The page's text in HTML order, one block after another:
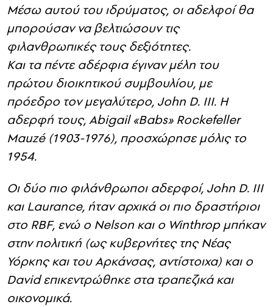
Μέσω αυτού του ιδρύματος, οι αδελφοί θα
μπορούσαν να βελτιώσουν τις
φιλανθρωπικές τους δεξιότητες.
Και τα πέντε αδέρφια έγιναν μέλη του
πρώτου διοικητικού συμβουλίου, με
πρόεδρο τον μεγαλύτερο, John D. III. Η
αδερφή τους, Abigail «Babs» Rockefeller
Mauzé (1903-1976), προσχώρησε μόλις το
1954.
Οι δύο πιο φιλάνθρωποι αδερφοί, John D. III
και Laurance, ήταν αρχικά οι πιο δραστήριοι
στο RBF, ενώ ο Nelson και ο Winthrop μπήκαν
στην πολιτική (ως κυβερνήτες της Νέας
Υόρκης και του Αρκάνσας, αντίστοιχα) και ο
David επικεντρώθηκε στα τραπεζικά και
οικονομικά.